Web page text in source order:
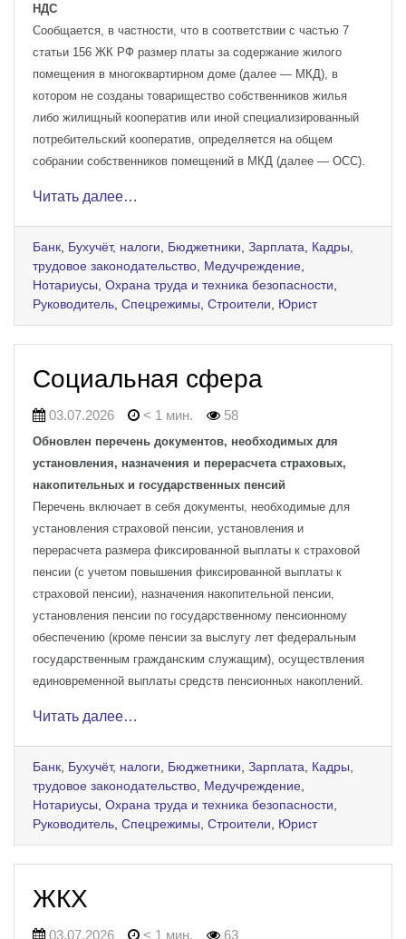
НДС
Сообщается, в частности, что в соответствии с частью 7
статьи 156 ЖК РФ размер платы за содержание жилого
помещения в многоквартирном доме (далее — МКД), в
котором не созданы товарищество собственников жилья
либо жилищный кооператив или иной специализированный
потребительский кооператив, определяется на общем
собрании собственников помещений в МКД (далее — ОСС).
Читать далее…
Банк Бухучёт, налоги Бюджетники Зарплата
Кадры,
трудовое законодательство Медучреждение
Нотариусы Охрана труда и техника безопасности
Руководитель Спецрежимы Строители Юрист
Социальная сфера
03.07.2026 < 1 мин. 58
Обновлен перечень документов, необходимых для
установления, назначения и перерасчета страховых,
накопительных и государственных пенсий
Перечень включает в себя документы, необходимые для
установления страховой пенсии, установления и
перерасчета размера фиксированной выплаты к страховой
пенсии (с учетом повышения фиксированной выплаты к
страховой пенсии), назначения накопительной пенсии,
установления пенсии по государственному пенсионному
обеспечению (кроме пенсии за выслугу лет федеральным
государственным гражданским служащим), осуществления
единовременной выплаты средств пенсионных накоплений.
Читать далее…
Банк Бухучёт, налоги Бюджетники Зарплата
Кадры,
трудовое законодательство Медучреждение
Нотариусы Охрана труда и техника безопасности
Руководитель Спецрежимы Строители Юрист
ЖКХ
03.07.2026 < 1 мин. 63